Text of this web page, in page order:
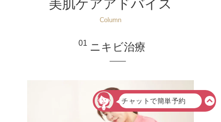
美肌ケアアドバイス
Column
01 ニキビ治療